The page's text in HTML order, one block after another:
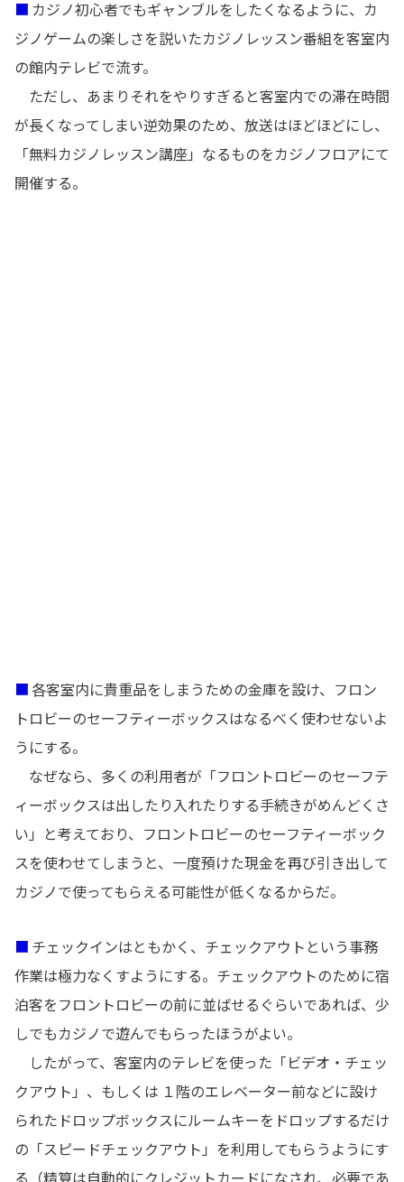
カジノ初心者でもギャンブルをしたくなるように、カ
ジノゲームの楽しさを説いたカジノレッスン番組を客室内
の館内テレビで流す。
ただし、あまりそれをやりすぎると客室内での滞在時間
が長くなってしまい逆効果のため、放送はほどほどにし、
「無料カジノレッスン講座」なるものをカジノフロアにて
開催する。
各客室内に貴重品をしまうための金庫を設け、フロン
トロビーのセーフティーボックスはなるべく使わせないよ
うにする。
なぜなら、多くの利用者が「フロントロビーのセーフテ
ィーボックスは出したり入れたりする手続きがめんどくさ
い」と考えており、フロントロビーのセーフティーボック
スを使わせてしまうと、一度預けた現金を再び引き出して
カジノで使ってもらえる可能性が低くなるからだ。
■ チェックインはともかく、チェックアウトという事務
作業は極力なくすようにする。チェックアウトのために宿
泊客をフロントロビーの前に並ばせるぐらいであれば、少
しでもカジノで遊んでもらったほうがよい。
したがって、客室内のテレビを使った「ビデオ・チェッ
クアウト」、もしくは １階のエレベーター前などに設け
られたドロップボックスにルームキーをドロップするだけ
の「スピードチェックアウト」を利用してもらうようにす
る（精算は自動的にクレジットカードになされ、必要であ